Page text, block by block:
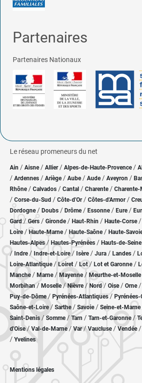
Partenaires
Partenaires Nationaux
Le réseau promeneurs du net
Ain / Aisne/ Allier/ Alpes-de-Haute-Provence /
/ Ardennes / Ariège/ Aube/ Aude / Aveyron /
Rhône/ Calvados / Cantal / Charente / Charente-
/ Corse-du-Sud / Côte-d'Or / Côtes-d'Armor/
Dordogne/ Doubs / Drôme/ Essonne / Eure/
Gard/ Gers / Gironde/ Haut-Rhin / Haute-Corse/
Loire/Haute-Marne/ Haute-Saône/ Haute-
Hautes-Alpes/ Hautes-Pyrénées / Hauts-de-Seine
/ Indre/ Indre-et-Loire/ Isère/ Jura / Landes /
Loire-Atlantique/ Loiret / Lot/ Lot et Garonne/
Manche/ Marne/ Mayenne/ Meurthe-et-Moselle
Morbihan/ Moselle/ Nièvre / Nord/ Oise / Orne
Puy-de-Dôme/ Pyrénées-Atlantiques / Pyrénées-
Saône-et-Loire/ Sarthe/ Savoie/ Seine-et-Marne
Saint-Denis /Somme/ Tarn / Tarn-et-Garonne/
d'Oise/ Val-de-Marne/Var/Vaucluse/ Vendée/
/ Yvelines
Mentions légales